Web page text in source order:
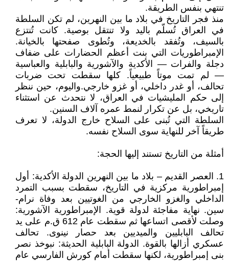
تنتهي بنفس الطريقة.
منذ فجر التاريخ في بلاد ما بين النهرين، لم تكن السلطة
في العراق تُسلّم باليد ولا تنتقل بوصية. كانت تُنتزع
بالسيف، وتُفقد بالخديعة، وتُطوى صفحتها بالخيانة.
الإمبراطوريات التي بنت أعظم الحضارات على ضفاف
دجلة والفرات — الأكدية والآشورية والبابلية والعباسية
— لم تمت موتاً طبيعياً. كلها سقطت تحت ضربات
تحالف، أو غدر داخلي، أو غزو خارجي.واليوم، حين ننظر
إلى حكم المليشيات في العراق، لا نتحدث عن استثناء
تاريخي، بل عن تكرار لنمط عمره آلاف السنين.
السلطة التي تُبنى على السلاح خارج الدولة، لا تعرف
طريقاً آخر للنهاية سوى السلاح نفسه.
أمثلة من التاريخ تستند إليها الحجة:
1. العصر القديم – بلاد ما بين النهرين الدولة الأكدية: أول
إمبراطورية مركزية في التاريخ، سقطت بسبب التمرد
الداخلي والغزو الخارجي من الغوتيين بعد وفاة نرام-
سين. نهاية مفاجئة لدولة قوية. الإمبراطورية الآشورية:
وصلت لأقصى اتساعها ثم سقطت عام 612 ق.م على يد
تحالف البابليين والميديين بعد حصار نينوى. تحالف
عسكري أزالها بالقوة. الدولة البابلية الحديثة: نبوخذ نصر
بنى إمبراطورية، لكنها سقطت أمام كورش الفارسي عام